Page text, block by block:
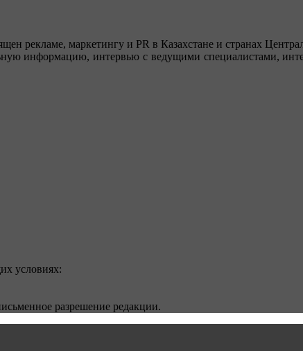
рекламе, маркетингу и PR в Казахстане и странах
информацию, интервью с ведущими специалистами,
условиях:
разрешение редакции.